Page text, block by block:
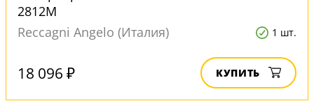
2812M
Reccagni Angelo (Италия)
1 шт.
18 096 ₽ КУПИТЬ